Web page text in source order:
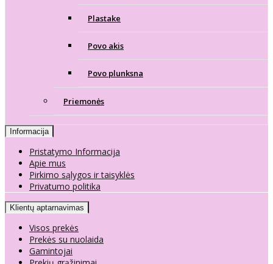
Plastake
Povo akis
Povo plunksna
Priemonės
Informacija
Pristatymo Informacija
Apie mus
Pirkimo sąlygos ir taisyklės
Privatumo politika
Klientų aptarnavimas
Visos prekės
Prekės su nuolaida
Gamintojai